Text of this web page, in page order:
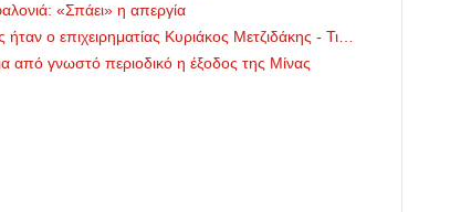
«Σπάει» η απεργία
ο επιχειρηματίας Κυριάκος Μετζιδάκης - Τι…
από γνωστό περιοδικό η έξοδος της Μίνας